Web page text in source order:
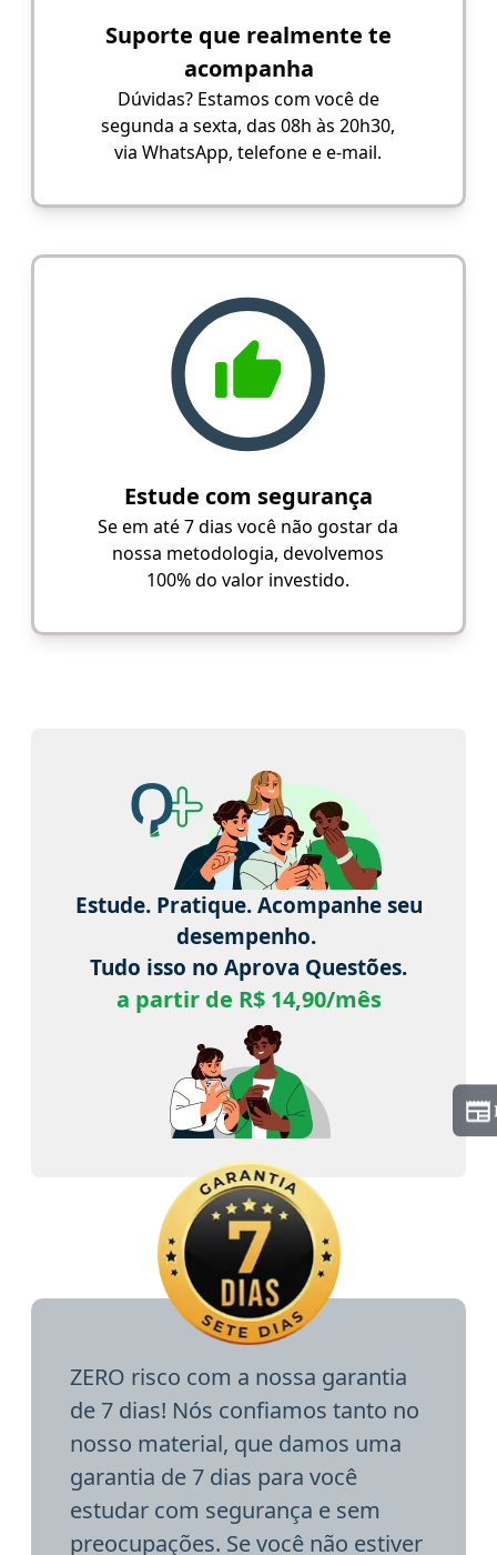
Suporte que realmente te
acompanha
Dúvidas? Estamos com você de
segunda a sexta, das 08h às 20h30,
via WhatsApp, telefone e e-mail.
Estude com segurança
Se em até 7 dias você não gostar da
nossa metodologia, devolvemos
100% do valor investido.
Estude. Pratique. Acompanhe seu
desempenho.
Tudo isso no Aprova Questões.
a partir de R$ 14,90/mês
ZERO risco com a nossa garantia
de 7 dias! Nós confiamos tanto no
nosso material, que damos uma
garantia de 7 dias para você
estudar com segurança e sem
preocupações. Se você não estiver